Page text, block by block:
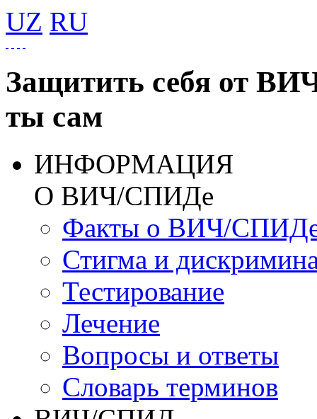
UZ RU
Защитить себя от
ты сам
ИНФОРМАЦИЯ
О ВИЧ/СПИДе
Факты о ВИЧ/
Стигма и
Тестирование
Лечение
Вопросы и ответы
Словарь терминов